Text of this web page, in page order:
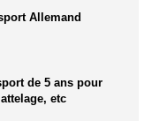
Allemand
de 5 ans pour
etc